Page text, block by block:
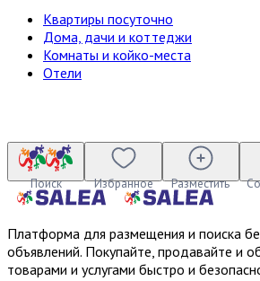
Квартиры посуточно
Дома, дачи и коттеджи
Комнаты и койко-места
Отели
Поиск Избранное Разместить
Платформа для размещения и поиска
объявлений. Покупайте, продавайте и
товарами и услугами быстро и